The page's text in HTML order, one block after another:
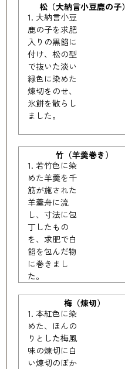
松（大納言小豆鹿の子）
大納言小豆
鹿の子を求肥
入りの黒餡に
付け、松の型
で抜いた淡い
緑色に染めた
煉切をのせ、
氷餅を散らし
ました。
竹（羊羹巻き）
若竹色に染
めた羊羹を千
筋が施された
羊羹舟に流
し、寸法に包
丁したもの
を、求肥で白
餡を包んだ物
に巻きまし
た。
梅（煉切）
本紅色に染
めた、ほんの
りとした梅風
味の煉切に白
い煉切のぼか